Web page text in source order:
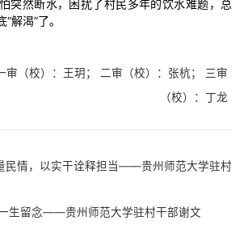
突然断水，困扰了村民多年的饮水难题，总
解渴”了。
审（校）：王玥； 二审（校）：张杭； 三审
（校）：丁龙
民情，以实干诠释担当——贵州师范大学驻村
生留念——贵州师范大学驻村干部谢文